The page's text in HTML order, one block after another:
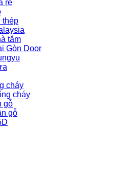
rẻ
thép
tắm
Gòn Door
cháy
cháy
gỗ
gỗ